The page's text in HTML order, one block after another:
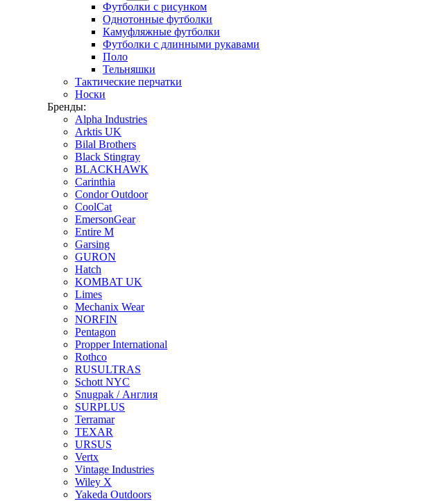
Футболки с рисунком
Однотонные футболки
Камуфляжные футболки
Футболки с длинными рукавами
Поло
Тельняшки
Тактические перчатки
Носки
Бренды:
Alpha Industries
Arktis UK
Bilal Brothers
Black Stingray
BLACKHAWK
Carinthia
Condor Outdoor
CoolCat
EmersonGear
Entire M
Garsing
GURON
Hatch
KOMBAT UK
Limes
Mechanix Wear
NORFIN
Pentagon
Propper International
Rothco
RUSULTRAS
Schott NYC
Snugpak / Англия
SURPLUS
Terramar
TEXAR
URSUS
Vertx
Vintage Industries
Wiley X
Yakeda Outdoors